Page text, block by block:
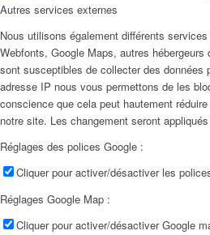
Autres services externes
Nous utilisons également différents
Webfonts, Google Maps, autres
sont susceptibles de collecter des données
adresse IP nous vous permettons de les
conscience que cela peut hautement
notre site. Les changement seront
Réglages des polices Google :
Cliquer pour activer/désactiver les
Réglages Google Map :
Cliquer pour activer/désactiver Google